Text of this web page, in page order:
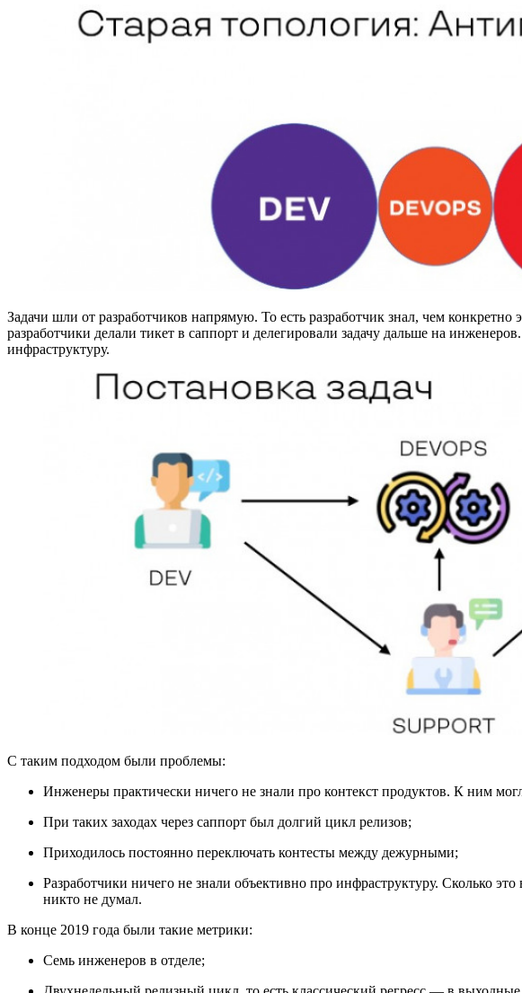
Задачи шли от разработчиков напрямую. То есть разработчик знал, чем
разработчики делали тикет в саппорт и делегировали задачу дальше на
инфраструктуру.
С таким подходом были проблемы:
Инженеры практически ничего не знали про контекст продуктов. К ним
При таких заходах через саппорт был долгий цикл релизов;
Приходилось постоянно переключать контесты между дежурными;
Разработчики ничего не знали объективно про инфраструктуру. Сколько
никто не думал.
В конце 2019 года были такие метрики:
Семь инженеров в отделе;